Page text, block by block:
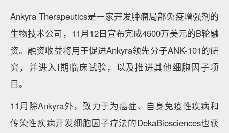
Ankyra Therapeutics是一家开发肿瘤局部免疫增强剂的
生物技术公司，11月12日宣布完成4500万美元的B轮融
资。融资收益将用于促进Ankyra领先分子ANK-101的研
究，并进入I期临床试验，以及推进其他细胞因子项
目。
11月除Ankyra外，致力于为癌症、自身免疫性疾病和
传染性疾病开发细胞因子疗法的DekaBiosciences也获